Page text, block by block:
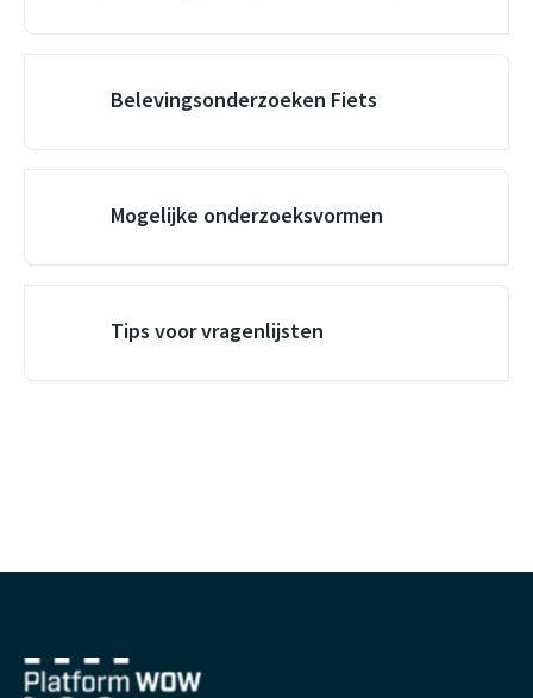
Belevingsonderzoeken Fiets
Mogelijke onderzoeksvormen
Tips voor vragenlijsten